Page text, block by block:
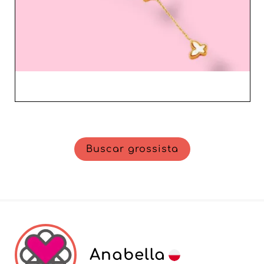
Marsandia Hurt permanece uma escolha prudente para
profissionais que procuram enriquecer sua oferta de
joias femininas atraentes e de alta qualidade, enquanto
desfrutam de um serviço ao cliente de primeira linha.
Buscar grossista
Anabella